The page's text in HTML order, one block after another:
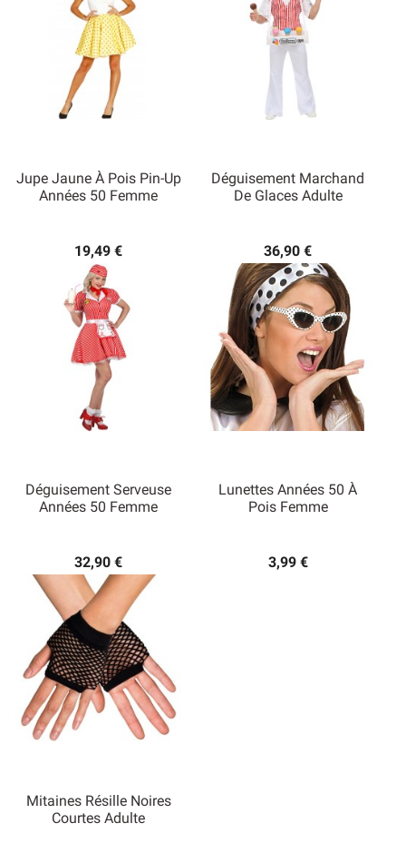
Jupe Jaune À Pois Pin-Up
Années 50 Femme
19,49 €
Déguisement Marchand
De Glaces Adulte
36,90 €
Déguisement Serveuse
Années 50 Femme
32,90 €
Lunettes Années 50 À
Pois Femme
3,99 €
Mitaines Résille Noires
Courtes Adulte